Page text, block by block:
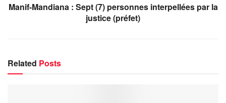
Manif-Mandiana : Sept (7) personnes interpellées par la
justice (préfet)
Related Posts